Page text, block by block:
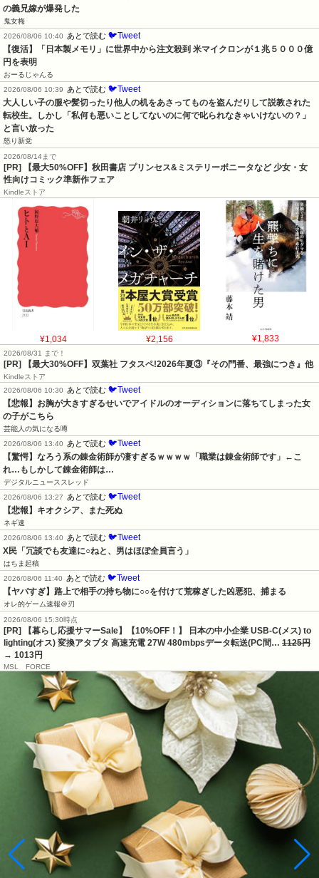
の義兄嫁が爆発した
鬼女梅
2026/08/06 10:40
あとで読む 🐦Tweet
【復活】「日本製メモリ」に世界中から注文殺到 米マイクロンが１兆５０００億
円を表明
おーるじゃんる
2026/08/06 10:39
あとで読む 🐦Tweet
大人しい子の服や髪切ったり他人の机をあさってものを盗んだりして説教された
転校生。しかし「私何も悪いことしてないのに何で叱られなきゃいけないの？」
と言い放った
怒り新党
2026/08/14まで
[PR] 【最大50%OFF】秋田書店 プリンセス&ミステリーボニータなど 少女・女
性向けコミック準新作フェア
Kindleストア
¥1,034 ¥2,156 ¥1,833
2026/08/31 まで！
[PR] 【最大30%OFF】双葉社 フタスペ!2026年夏③『その門番、最強につき』他
Kindleストア
2026/08/06 10:30
あとで読む 🐦Tweet
【悲報】お胸が大きすぎるせいでアイドルのオーディションに落ちてしまった女
の子がこちら
芸能人の気になる噂
2026/08/06 13:40
あとで読む 🐦Tweet
【驚愕】なろう系の錬金術師が凄すぎるｗｗｗｗ「職業は錬金術師です」←こ
れ…もしかして錬金術師は…
デジタルニューススレッド
2026/08/06 13:27
あとで読む 🐦Tweet
【悲報】キオクシア、また死ぬ
ネギ速
2026/08/06 13:40
あとで読む 🐦Tweet
X民「冗談でも友達に○ねと、男はほぼ全員言う」
はちま起稿
2026/08/06 11:40
あとで読む 🐦Tweet
【ヤバすぎ】路上で相手の持ち物に○○を付けて荒稼ぎした凶悪犯、捕まる
オレ的ゲーム速報＠刃
2026/08/06 15:30時点
[PR] 【暮らし応援サマーSale】【10%OFF！】 日本の中小企業 USB-C(メス) to
lighting(オス) 変換アタブタ 高速充電 27W 480mbpsデータ転送(PC間… 1125円
→ 1013円
MSL FORCE